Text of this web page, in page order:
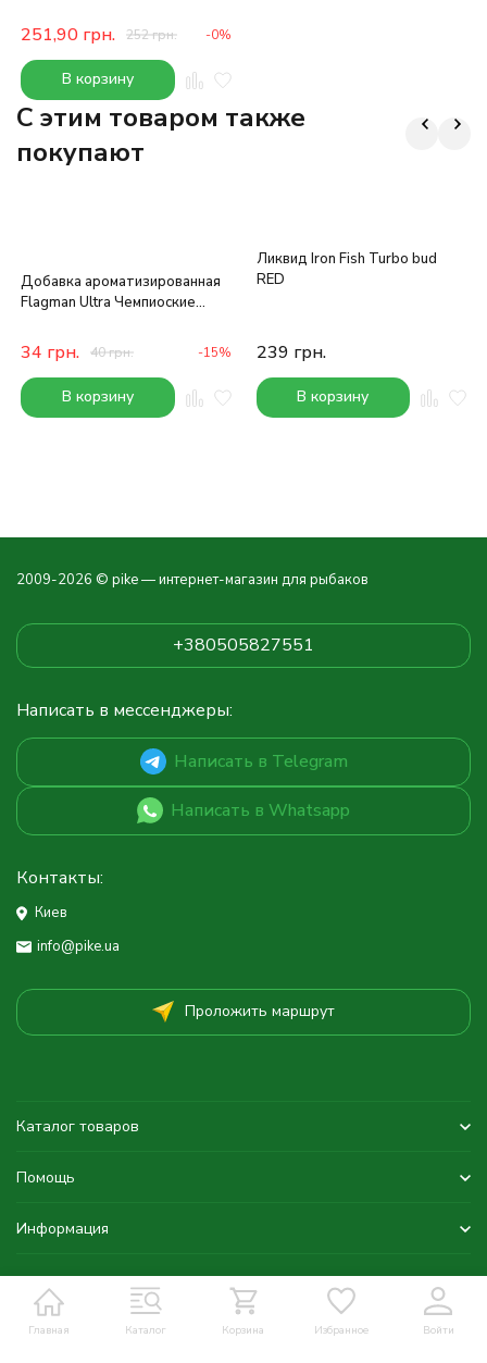
251,90 грн. 252грн. -0%
В корзину
C этим товаром также
покупают
Добавка ароматизированная
Flagman Ultra Чемпиоские
34 грн. 40грн. -15%
В корзину
Ликвид Iron Fish Turbo bud
RED
239 грн.
В корзину
Главная Каталог Корзина Избранное Войти
2009-2026 © pike — интернет-магазин для рыбаков
+380505827551
Написать в мессенджеры:
Написать в Telegram
Написать в Whatsapp
Контакты:
Киев
info@pike.ua
Проложить маршрут
Каталог товаров
Помощь
Информация